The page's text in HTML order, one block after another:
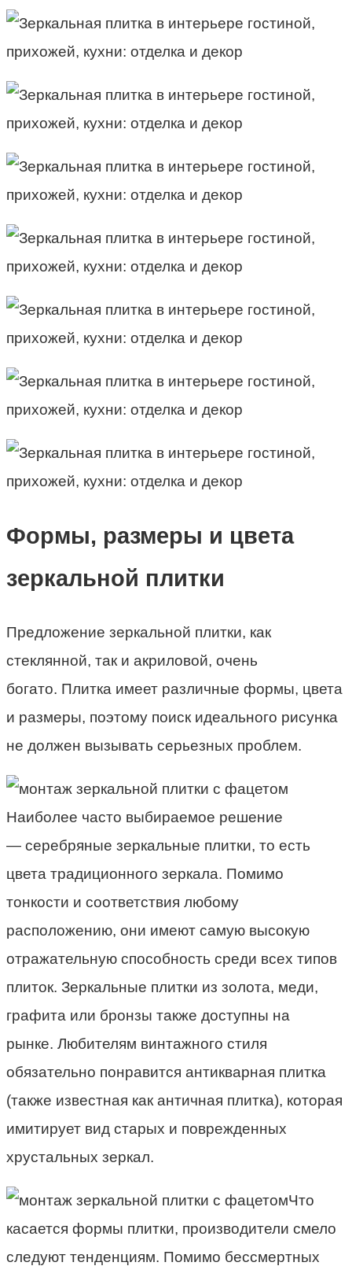
Формы, размеры и цвета
зеркальной плитки
Предложение зеркальной плитки, как
стеклянной, так и акриловой, очень
богато. Плитка имеет различные формы, цвета
и размеры, поэтому поиск идеального рисунка
не должен вызывать серьезных проблем.
Наиболее часто выбираемое решение
— серебряные зеркальные плитки, то есть
цвета традиционного зеркала. Помимо
тонкости и соответствия любому
расположению, они имеют самую высокую
отражательную способность среди всех типов
плиток. Зеркальные плитки из золота, меди,
графита или бронзы также доступны на
рынке. Любителям винтажного стиля
обязательно понравится антикварная плитка
(также известная как античная плитка), которая
имитирует вид старых и поврежденных
хрустальных зеркал.
Что
касается формы плитки, производители смело
следуют тенденциям. Помимо бессмертных